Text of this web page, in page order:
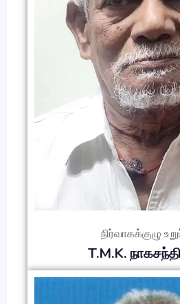
நிர்வாகக்குழு
T.M.K.